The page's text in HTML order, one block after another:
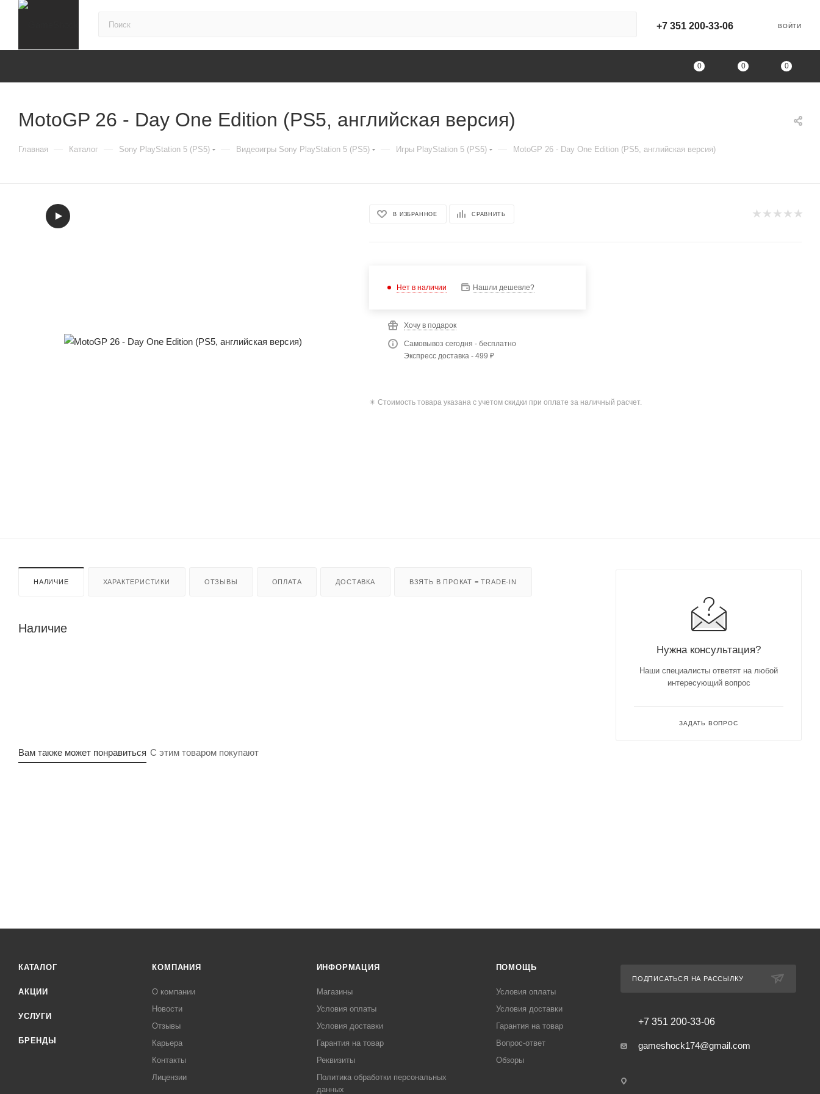
+7 351 200-33-06 ВОЙТИ
0 0 0
MotoGP 26 - Day One Edition (PS5, английская версия)
Главная — Каталог — Sony PlayStation 5 (PS5) — Видеоигры Sony PlayStation 5 (PS5) — Игры PlayStation 5 (PS5) — MotoGP 26 - Day One Edition (PS5, английская версия)
В ИЗБРАННОЕ СРАВНИТЬ
Нет в наличии Нашли дешевле?
Хочу в подарок
Самовывоз сегодня - бесплатно
Экспресс доставка - 499 ₽
✴️ Стоимость товара указана с учетом скидки при оплате за наличный расчет.
НАЛИЧИЕ ХАРАКТЕРИСТИКИ ОТЗЫВЫ ОПЛАТА ДОСТАВКА ВЗЯТЬ В ПРОКАТ = TRADE-IN
Наличие
Вам также может понравиться С этим товаром покупают
Нужна консультация?
Наши специалисты ответят на любой
интересующий вопрос
ЗАДАТЬ ВОПРОС
КАТАЛОГ
АКЦИИ
УСЛУГИ
БРЕНДЫ
КОМПАНИЯ
О компании
Новости
Отзывы
Карьера
Контакты
Лицензии
ИНФОРМАЦИЯ
Магазины
Условия оплаты
Условия доставки
Гарантия на товар
Реквизиты
Политика обработки персональных
данных
ПОМОЩЬ
Условия оплаты
Условия доставки
Гарантия на товар
Вопрос-ответ
Обзоры
ПОДПИСАТЬСЯ НА РАССЫЛКУ
+7 351 200-33-06
gameshock174@gmail.com